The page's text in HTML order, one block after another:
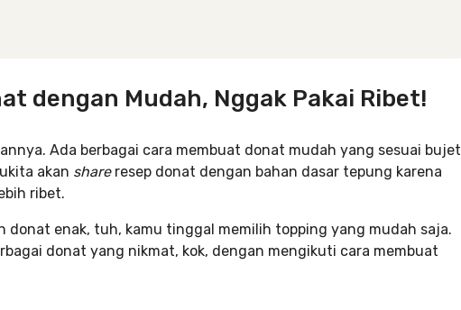
dengan Mudah, Nggak Pakai Ribet!
Ada berbagai cara membuat donat mudah yang sesuai bujet
akan shareresep donat dengan bahan dasar tepung karena
ribet.
donat enak, tuh, kamu tinggal memilih topping yang mudah saja.
donat yang nikmat, kok, dengan mengikuti cara membuat